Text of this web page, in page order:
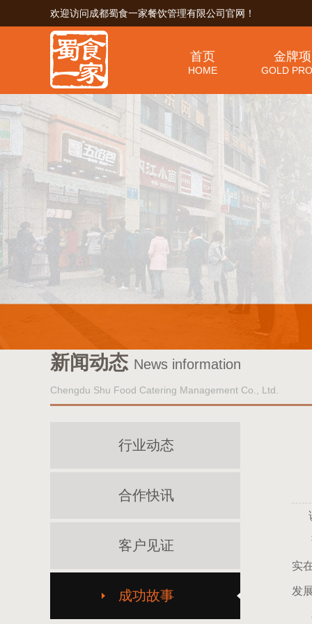
欢迎访问成都蜀食一家餐饮管理有限公司官网！
首页
HOME
金牌项
GOLD
新闻动态 News information
Chengdu Shu Food Catering Management Co., Ltd.
行业动态
合作快讯
客户见证
成功故事
说
蒲
实
发
有